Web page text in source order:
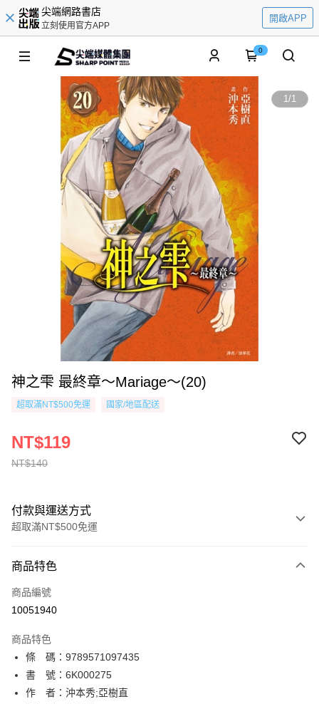
尖端網路書店
立刻使用官方APP
開啟APP
0
1/1
神之雫 最終章～Mariage～(20)
超取滿NT$500免運 國家/地區配送
NT$140
NT$119
付款與運送方式
超取滿NT$500免運
信用卡一次付款
超商取貨付款
相關說明
【關於「AFTEE先享後付」】
AFTEE先享後付是「在收到商品之後才付款」的支付方式。 讓您購物簡單
便利好安心！
１．簡單：不需註冊會員、不需綁卡、不需儲值。
ATM付款
商品特色
商品編號
10051940
商品特色
條 碼：9789571097435
書 號：6K000275
作 者：沖本秀;亞樹直